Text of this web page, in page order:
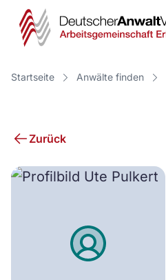
Startseite Anwälte finden
Zurück